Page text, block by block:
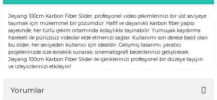
Jieyang 100cm Karbon Fiber Slider, profesyonel video çekimlerinizi bir üst seviyeye
taşımak için mükemmel bir çözümdür. Hafif ve dayanıklı karbon fiber yapısı
sayesinde, her türlü çekim ortamında kolaylıkla taşınabilir. Yumuşak kaydırma
hareketi ile pürüzsüz videolar elde etmenizi sağlar. Kullanımı son derece basit olan
bu slider, her seviyeden kullanıcı için idealdir. Gelişmiş tasarımı, yaratıcı
projelerinizde size esneklik sunarak, sinematografi becerilerinizi geliştirecek.
Jieyang 100cm Karbon Fiber Slider ile içeriklerinizi profesyonel bir düzeye taşıyın
ve izleyicilerinizi etkileyin!
Yorumlar